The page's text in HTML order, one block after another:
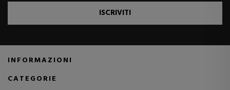
ISCRIVITI
INFORMAZIONI
CATEGORIE